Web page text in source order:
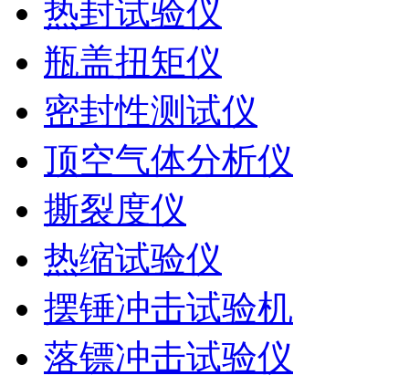
热封试验仪
瓶盖扭矩仪
密封性测试仪
顶空气体分析仪
撕裂度仪
热缩试验仪
摆锤冲击试验机
落镖冲击试验仪